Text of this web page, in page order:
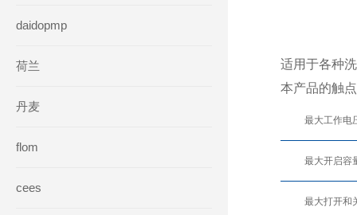
daidopmp
荷兰
丹麦
flom
cees
适用于各种
本产品的触
最大工作电
最大开启容
最大打开和